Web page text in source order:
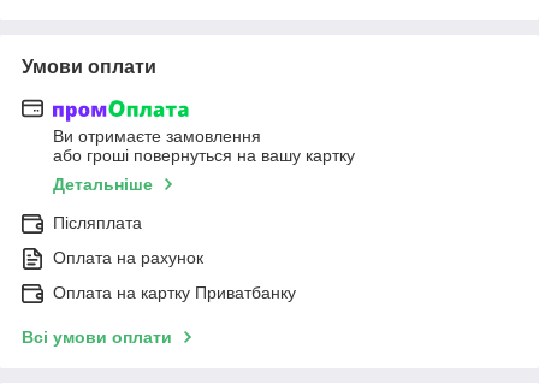
Умови оплати
Ви отримаєте замовлення
або гроші повернуться на вашу картку
Детальніше
Післяплата
Оплата на рахунок
Оплата на картку Приватбанку
Всі умови оплати